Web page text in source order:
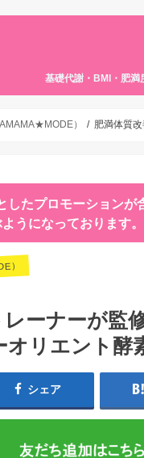
基礎代謝・BMI・肥満
） 肥満体質
したプロモーション
うになっております。
）
レーナーが監
リエント酵
シェア